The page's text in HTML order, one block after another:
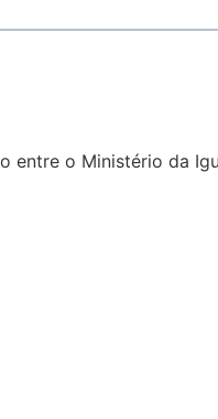
o Ministério da